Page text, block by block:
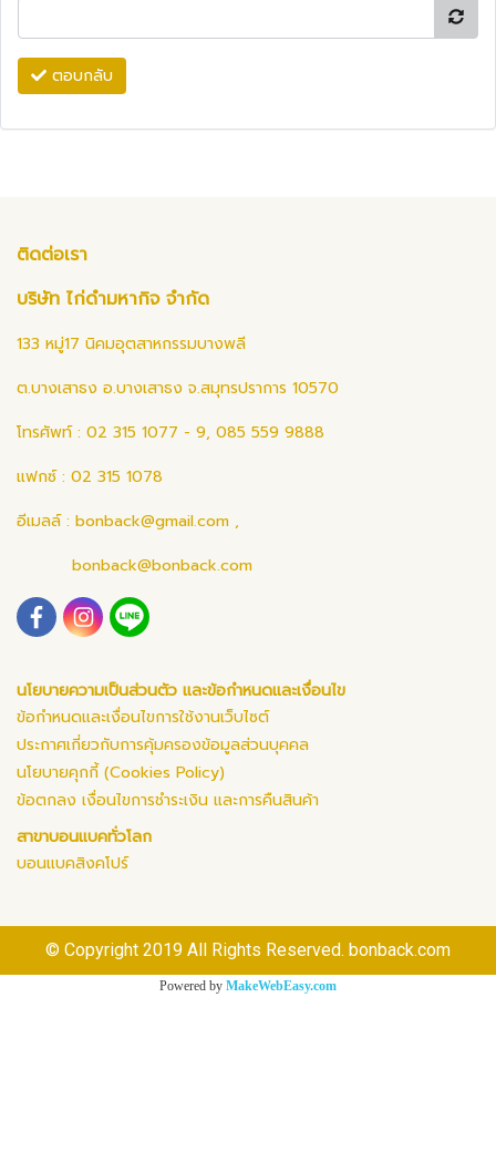
ตอบกลับ
ติดต่อเรา
บริษัท ไก่ดำมหากิจ จำกัด
133 หมู่17 นิคมอุตสาหกรรมบางพลี
ต.บางเสาธง อ.บางเสาธง จ.สมุทรปราการ 10570
โทรศัพท์ : 02 315 1077 - 9, 085 559 9888
แฟกซ์ : 02 315 1078
อีเมลล์ : bonback@gmail.com ,
bonback@bonback.com
นโยบายความเป็นส่วนตัว และข้อกำหนดและเงื่อนไข
ข้อกำหนดและเงื่อนไขการใช้งานเว็บไซต์
ประกาศเกี่ยวกับการคุ้มครองข้อมูลส่วนบุคคล
นโยบายคุกกี้ (Cookies Policy)
ข้อตกลง เงื่อนไขการชำระเงิน และการคืนสินค้า
สาขาบอนแบคทั่วโลก
บอนแบคสิงคโปร์
© Copyright 2019 All Rights Reserved. bonback.com
Powered by MakeWebEasy.com